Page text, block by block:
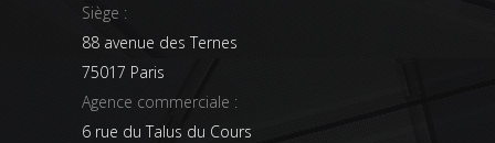
Siège :
88 avenue des Ternes
75017 Paris
Agence commerciale :
6 rue du Talus du Cours